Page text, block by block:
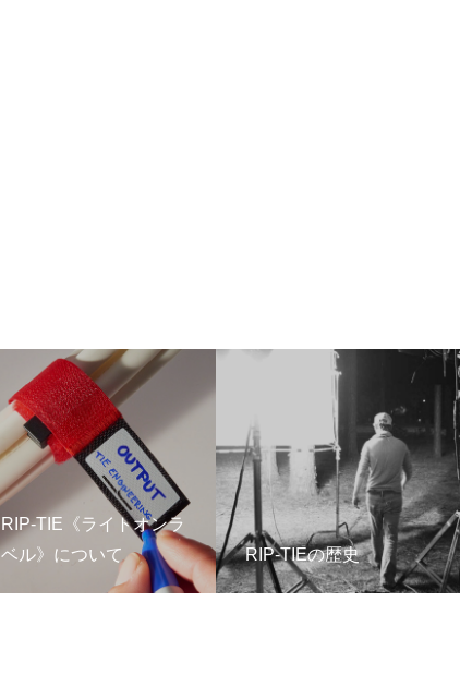
RIP-TIE《ライトオンラ
ベル》について
RIP-TIEの歴史